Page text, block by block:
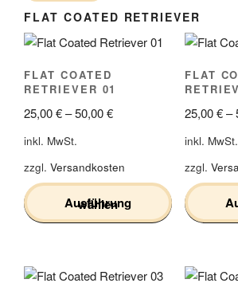
FLAT COATED RETRIEVER
FLAT COATED
RETRIEVER 01
25,00€–50,00€
inkl. MwSt.
zzgl. Versandkosten
Ausführung wählen
weist
FLAT
25,00€–
inkl. MwSt.
zzgl.
weist